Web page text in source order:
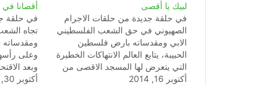
لبيك يا أقصى
في حلقة جديدة من حلقات الاجرام
الصهيوني في حق الشعب الفلسطيني
الابي ومقدساته بارض فلسطين
الحبيبة، يتابع العالم الانتهاكات الخطيرة
التي يتعرض لها المسجد الاقصى من
طرف الجماعات الصهيونية المتطرفة
أكتوبر 16, 2014
أقصانا
في حلقة
تجاه
ومقدساته
وعلى
وبعد
جيش
أكتوبر 30, 2014